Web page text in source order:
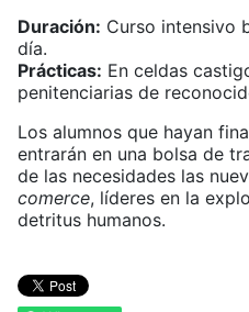
Duración: Curso intensivo
día.
Prácticas: En celdas
penitenciarias de
Los alumnos que hayan
entrarán en una bolsa de
de las necesidades las
comerce, líderes en la
detritus humanos.